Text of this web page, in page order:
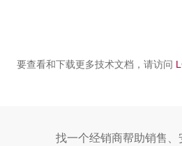
要查看和下载更多技术文档，请访问
找一个经销商帮助销售、